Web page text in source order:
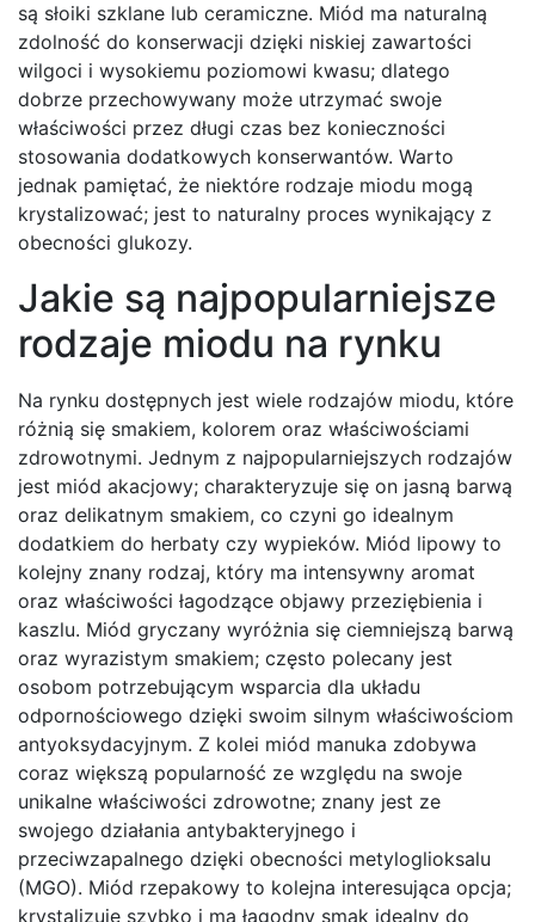
są słoiki szklane lub ceramiczne. Miód ma naturalną
zdolność do konserwacji dzięki niskiej zawartości
wilgoci i wysokiemu poziomowi kwasu; dlatego
dobrze przechowywany może utrzymać swoje
właściwości przez długi czas bez konieczności
stosowania dodatkowych konserwantów. Warto
jednak pamiętać, że niektóre rodzaje miodu mogą
krystalizować; jest to naturalny proces wynikający z
obecności glukozy.
Jakie są najpopularniejsze
rodzaje miodu na rynku
Na rynku dostępnych jest wiele rodzajów miodu, które
różnią się smakiem, kolorem oraz właściwościami
zdrowotnymi. Jednym z najpopularniejszych rodzajów
jest miód akacjowy; charakteryzuje się on jasną barwą
oraz delikatnym smakiem, co czyni go idealnym
dodatkiem do herbaty czy wypieków. Miód lipowy to
kolejny znany rodzaj, który ma intensywny aromat
oraz właściwości łagodzące objawy przeziębienia i
kaszlu. Miód gryczany wyróżnia się ciemniejszą barwą
oraz wyrazistym smakiem; często polecany jest
osobom potrzebującym wsparcia dla układu
odpornościowego dzięki swoim silnym właściwościom
antyoksydacyjnym. Z kolei miód manuka zdobywa
coraz większą popularność ze względu na swoje
unikalne właściwości zdrowotne; znany jest ze
swojego działania antybakteryjnego i
przeciwzapalnego dzięki obecności metyloglioksalu
(MGO). Miód rzepakowy to kolejna interesująca opcja;
krystalizuje szybko i ma łagodny smak idealny do